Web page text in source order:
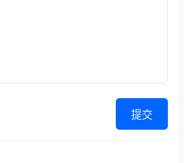
提交